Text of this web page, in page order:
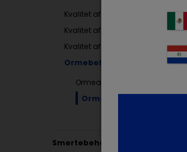
Kvalitet af vandsystem
Kvalitet af drikkevand
Kvalitet af vandprodukter
Ormebehandling
Ormeangreb hos grise
Ormeangreb hos kyllinger
Smertebehandling hos grise